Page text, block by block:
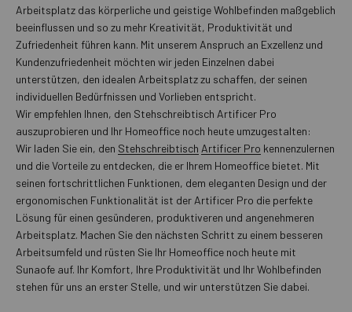
Arbeitsplatz das körperliche und geistige Wohlbefinden maßgeblich
beeinflussen und so zu mehr Kreativität, Produktivität und
Zufriedenheit führen kann. Mit unserem Anspruch an Exzellenz und
Kundenzufriedenheit möchten wir jeden Einzelnen dabei
unterstützen, den idealen Arbeitsplatz zu schaffen, der seinen
individuellen Bedürfnissen und Vorlieben entspricht.
Wir empfehlen Ihnen, den Stehschreibtisch Artificer Pro
auszuprobieren und Ihr Homeoffice noch heute umzugestalten:
Wir laden Sie ein, den Stehschreibtisch Artificer Pro kennenzulernen
und die Vorteile zu entdecken, die er Ihrem Homeoffice bietet. Mit
seinen fortschrittlichen Funktionen, dem eleganten Design und der
ergonomischen Funktionalität ist der Artificer Pro die perfekte
Lösung für einen gesünderen, produktiveren und angenehmeren
Arbeitsplatz. Machen Sie den nächsten Schritt zu einem besseren
Arbeitsumfeld und rüsten Sie Ihr Homeoffice noch heute mit
Sunaofe auf. Ihr Komfort, Ihre Produktivität und Ihr Wohlbefinden
stehen für uns an erster Stelle, und wir unterstützen Sie dabei.